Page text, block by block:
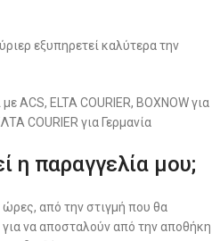
εξυπηρετεί καλύτερα την
ACS, ELTA COURIER, BOXNOW για
COURIER για Γερμανία
η παραγγελία μου;
ώρες, από την στιγμή που θα
να αποσταλούν από την αποθήκη